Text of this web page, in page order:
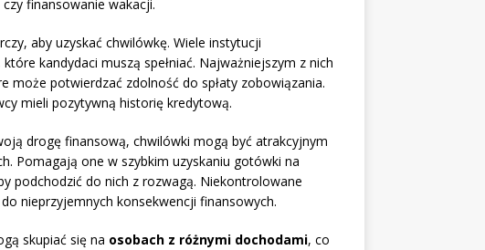
finansowanie wakacji.
aby uzyskać chwilówkę. Wiele instytucji
kandydaci muszą spełniać. Najważniejszym z nich
może potwierdzać zdolność do spłaty zobowiązania.
mieli pozytywną historię kredytową.
drogę finansową, chwilówki mogą być atrakcyjnym
Pomagają one w szybkim uzyskaniu gotówki na
podchodzić do nich z rozwagą. Niekontrolowane
nieprzyjemnych konsekwencji finansowych.
skupiać się na osobach z różnymi dochodami, co